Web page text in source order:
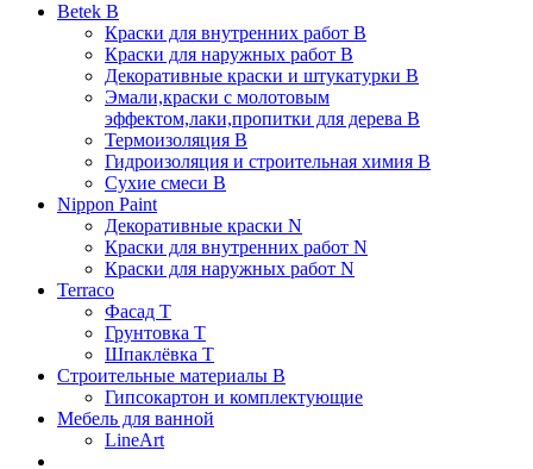
Betek B
Краски для внутренних работ B
Краски для наружных работ B
Декоративные краски и штукатурки В
Эмали,краски с молотовым
эффектом,лаки,пропитки для дерева В
Термоизоляция В
Гидроизоляция и строительная химия В
Сухие смеси B
Nippon Paint
Декоративные краски N
Краски для внутренних работ N
Краски для наружных работ N
Terraco
Фасад Т
Грунтовка T
Шпаклёвка T
Строительные материалы В
Гипсокартон и комплектующие
Мебель для ванной
LineArt